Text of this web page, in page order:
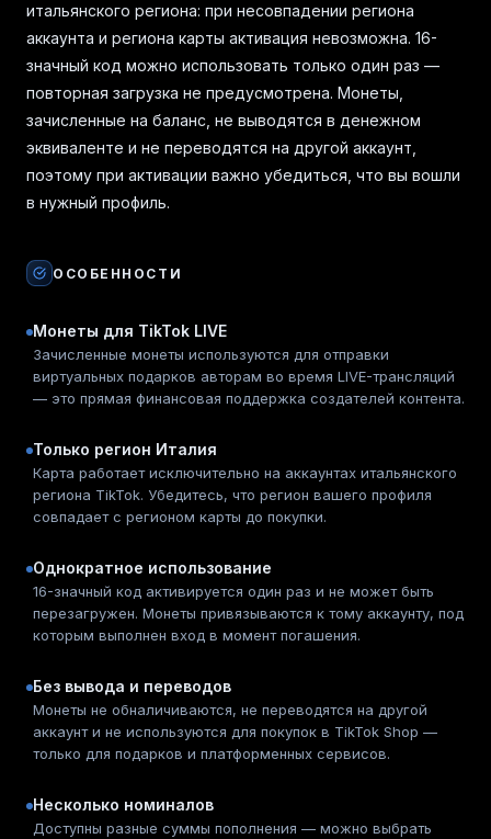
итальянского региона: при несовпадении региона
аккаунта и региона карты активация невозможна. 16-
значный код можно использовать только один раз —
повторная загрузка не предусмотрена. Монеты,
зачисленные на баланс, не выводятся в денежном
эквиваленте и не переводятся на другой аккаунт,
поэтому при активации важно убедиться, что вы вошли
в нужный профиль.
ОСОБЕННОСТИ
Монеты для TikTok LIVE
Зачисленные монеты используются для отправки
виртуальных подарков авторам во время LIVE-трансляций
— это прямая финансовая поддержка создателей контента.
Только регион Италия
Карта работает исключительно на аккаунтах итальянского
региона TikTok. Убедитесь, что регион вашего профиля
совпадает с регионом карты до покупки.
Однократное использование
16-значный код активируется один раз и не может быть
перезагружен. Монеты привязываются к тому аккаунту, под
которым выполнен вход в момент погашения.
Без вывода и переводов
Монеты не обналичиваются, не переводятся на другой
аккаунт и не используются для покупок в TikTok Shop —
только для подарков и платформенных сервисов.
Несколько номиналов
Доступны разные суммы пополнения — можно выбрать